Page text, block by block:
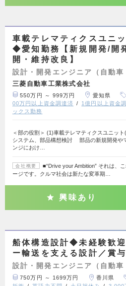
車載テレマティクスユニ
◆愛知勤務【新規開発/開
開・維持改良】
設計・開発エンジニア（自動車
三菱自動車工業株式会社
550万円 ～ 999万円 愛知県
00万円以上資金調達済
1億円以上資金
ックス勤務
＜部の役割＞ (1)車載テレマティクスユニット
システム、部品構想検討 部品の新規開発や
ンジにおけ…
会社概要
■“Drive your Ambition” それは、
ージです。クルマ社会は新たな変革期…
興味あり
船体構造設計◆未経験歓
ー輸送を支える設計／賞
設計・開発エンジニア（自動車
750万円 ～ 1699万円 香川県